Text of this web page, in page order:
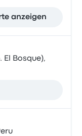
anzeigen
El Bosque),